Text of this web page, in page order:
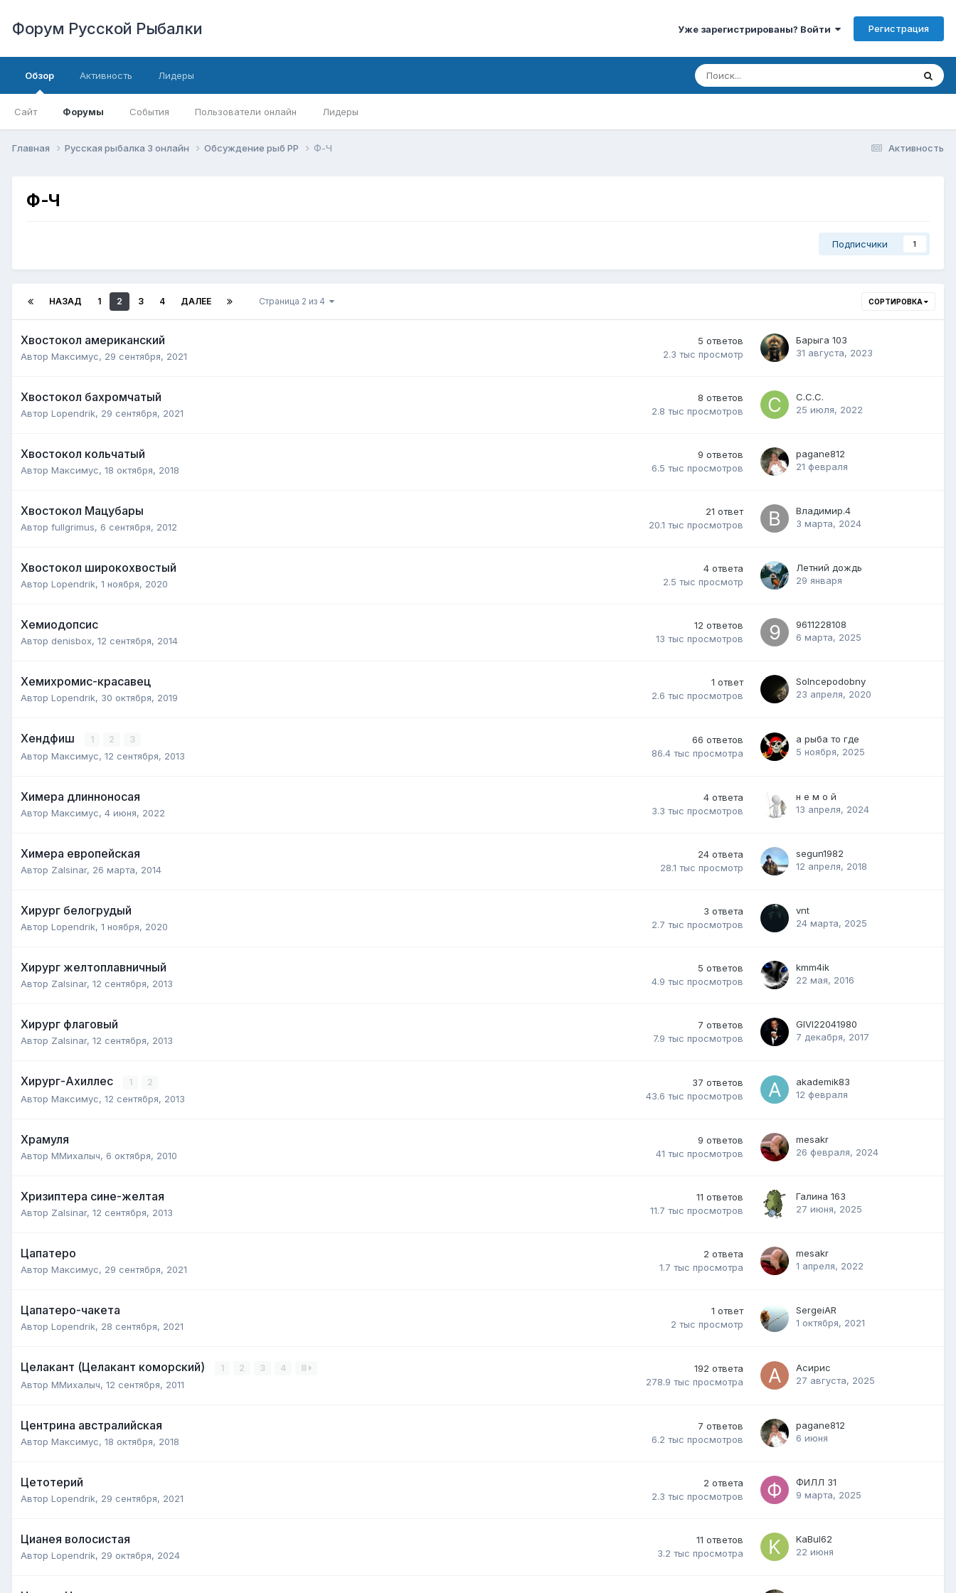
Форум Русской Рыбалки Уже зарегистрированы? Войти Регистрация
Обзор
Сайт Форумы События Пользователи онлайн Лидеры
Активность Лидеры
Активность
Главная Русская рыбалка 3 онлайн Обсуждение рыб РР Ф-Ч
Ф-Ч
Подписчики 1
СОРТИРОВКА
НАЗАД 1 2 3 4 ДАЛЕЕ Страница 2 из 4
Хвостокол американский
Автор Максимус, 29 сентября, 2021
5 ответов
2.3 тыс просмотр
Барыга 103
31 августа, 2023
Хвостокол бахромчатый
Автор Lopendrik, 29 сентября, 2021
8 ответов
2.8 тыс просмотров
С.С.С.
25 июля, 2022
Хвостокол кольчатый
Автор Максимус, 18 октября, 2018
9 ответов
6.5 тыс просмотров
pagane812
21 февраля
Хвостокол Мацубары
Автор fullgrimus, 6 сентября, 2012
21 ответ
20.1 тыс просмотров
Владимир.4
3 марта, 2024
Хвостокол широкохвостый
Автор Lopendrik, 1 ноября, 2020
4 ответа
2.5 тыс просмотр
Летний дождь
29 января
Хемиодопсис
Автор denisbox, 12 сентября, 2014
12 ответов
13 тыс просмотров
9611228108
6 марта, 2025
Хемихромис-красавец
Автор Lopendrik, 30 октября, 2019
1 ответ
2.6 тыс просмотров
Solncepodobny
23 апреля, 2020
Хендфиш 1 2 3
Автор Максимус, 12 сентября, 2013
66 ответов
86.4 тыс просмотра
а рыба то где
5 ноября, 2025
Химера длинноносая
Автор Максимус, 4 июня, 2022
4 ответа
3.3 тыс просмотров
н е м о й
13 апреля, 2024
Химера европейская
Автор Zalsinar, 26 марта, 2014
24 ответа
28.1 тыс просмотр
segun1982
12 апреля, 2018
Хирург белогрудый
Автор Lopendrik, 1 ноября, 2020
3 ответа
2.7 тыс просмотров
vnt
24 марта, 2025
Хирург желтоплавничный
Автор Zalsinar, 12 сентября, 2013
5 ответов
4.9 тыс просмотров
kmm4ik
22 мая, 2016
Хирург флаговый
Автор Zalsinar, 12 сентября, 2013
7 ответов
7.9 тыс просмотров
GIVI22041980
7 декабря, 2017
Хирург-Ахиллес 1 2
Автор Максимус, 12 сентября, 2013
37 ответов
43.6 тыс просмотров
akademik83
12 февраля
Храмуля
Автор ММихалыч, 6 октября, 2010
9 ответов
41 тыс просмотров
mesakr
26 февраля, 2024
Хризиптера сине-желтая
Автор Zalsinar, 12 сентября, 2013
11 ответов
11.7 тыс просмотров
Галина 163
27 июня, 2025
Цапатеро
Автор Максимус, 29 сентября, 2021
2 ответа
1.7 тыс просмотра
mesakr
1 апреля, 2022
Цапатеро-чакета
Автор Lopendrik, 28 сентября, 2021
1 ответ
2 тыс просмотр
SergeiAR
1 октября, 2021
Целакант (Целакант коморский) 1 2 3 4 8
Автор ММихалыч, 12 сентября, 2011
192 ответа
278.9 тыс просмотра
Асирис
27 августа, 2025
Центрина австралийская
Автор Максимус, 18 октября, 2018
7 ответов
6.2 тыс просмотров
pagane812
6 июня
Цетотерий
Автор Lopendrik, 29 сентября, 2021
2 ответа
2.3 тыс просмотров
ФИЛЛ 31
9 марта, 2025
Цианея волосистая
Автор Lopendrik, 29 октября, 2024
11 ответов
3.2 тыс просмотра
KaBul62
22 июня